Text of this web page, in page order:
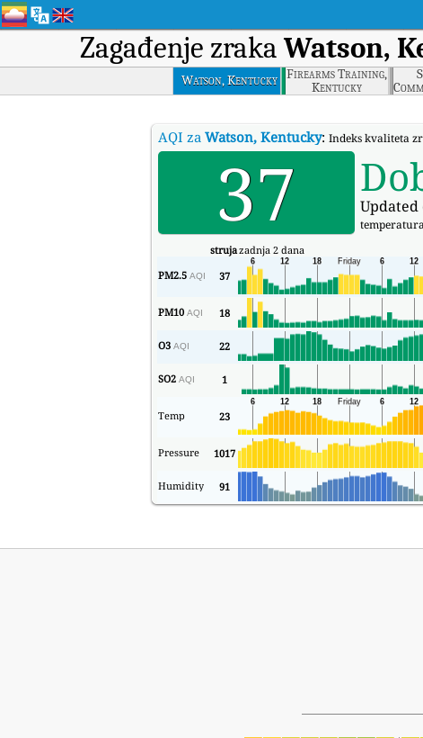
Zagađenje zraka Watson,
Watson, Kentucky Firearms Training,
Kentucky
AQI za Watson, Kentucky: Indeks kvaliteta
37 Updated
strujazadnja 2 dana
PM2.5 AQI 37
PM10 AQI 18
O3 AQI 22
SO2 AQI 1
Temp 23
Pressure 1017
Humidity 91